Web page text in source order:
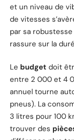
et un niveau de
de vitesses
par sa
rassure sur la
Le budget doit
entre 2 000 et 4
annuel tourne
pneus). La
3 litres pour 100
trouver des